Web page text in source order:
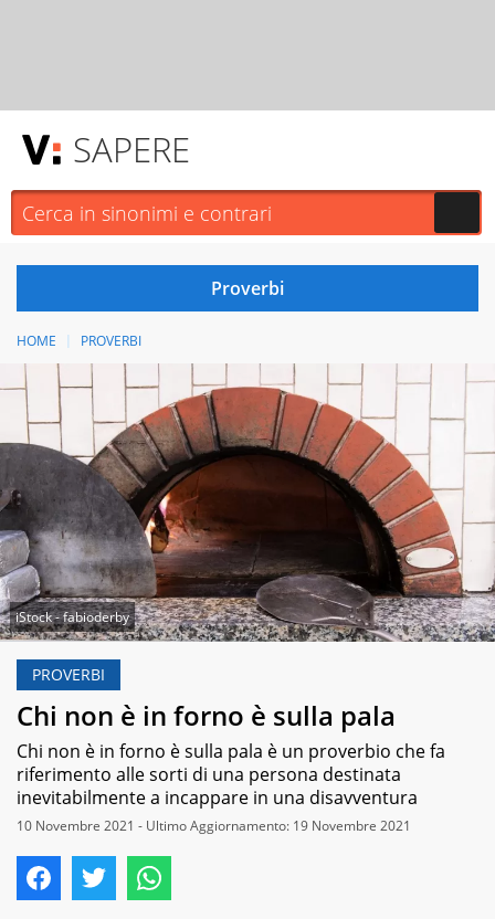
SAPERE
HOME PROVERBI
iStock - fabioderby
PROVERBI
Chi non è in forno è sulla pala
Chi non è in forno è sulla pala è un proverbio che fa
riferimento alle sorti di una persona destinata
inevitabilmente a incappare in una disavventura
10 Novembre 2021 - Ultimo Aggiornamento: 19 Novembre 2021